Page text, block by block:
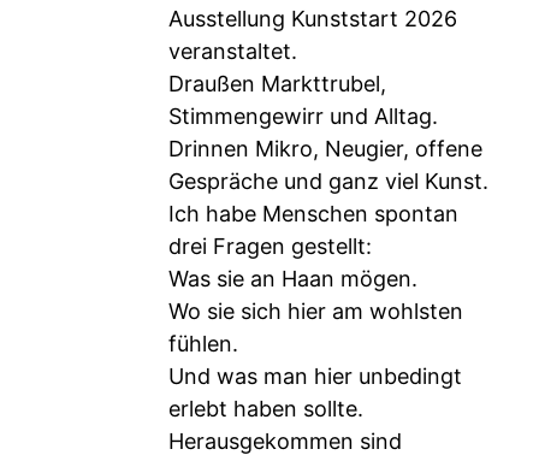
Ausstellung Kunststart 2026
veranstaltet.
Draußen Markttrubel,
Stimmengewirr und Alltag.
Drinnen Mikro, Neugier, offene
Gespräche und ganz viel Kunst.
Ich habe Menschen spontan
drei Fragen gestellt:
Was sie an Haan mögen.
Wo sie sich hier am wohlsten
fühlen.
Und was man hier unbedingt
erlebt haben sollte.
Herausgekommen sind